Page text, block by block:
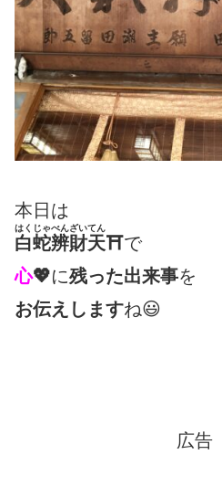
本日は
白蛇辨財天
はくじゃべんざいてん
⛩で
心💖に残った出来事を
お伝えしますね😃
広告